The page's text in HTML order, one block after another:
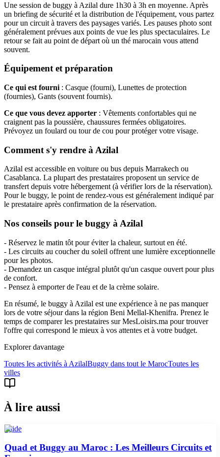
Une session de buggy à Azilal dure 1h30 à 3h en moyenne. Après
un briefing de sécurité et la distribution de l'équipement, vous partez
pour un circuit à travers des paysages variés. Les pauses photo sont
généralement prévues aux points de vue les plus spectaculaires. Le
retour se fait au point de départ où un thé marocain vous attend
souvent.
Équipement et préparation
Ce qui est fourni : Casque (fourni), Lunettes de protection
(fournies), Gants (souvent fournis).
Ce que vous devez apporter : Vêtements confortables qui ne
craignent pas la poussière, chaussures fermées obligatoires.
Prévoyez un foulard ou tour de cou pour protéger votre visage.
Comment s'y rendre à Azilal
Azilal est accessible en voiture ou bus depuis Marrakech ou
Casablanca. La plupart des prestataires proposent un service de
transfert depuis votre hébergement (à vérifier lors de la réservation).
Pour le buggy, le point de rendez-vous est généralement indiqué par
le prestataire après confirmation de la réservation.
Nos conseils pour le buggy à Azilal
- Réservez le matin tôt pour éviter la chaleur, surtout en été.
- Les circuits au coucher du soleil offrent une lumière exceptionnelle
pour les photos.
- Demandez un casque intégral plutôt qu'un casque ouvert pour plus
de confort.
- Pensez à emporter de l'eau et de la crème solaire.
En résumé, le buggy à Azilal est une expérience à ne pas manquer
lors de votre séjour dans la région Beni Mellal-Khenifra. Prenez le
temps de comparer les prestataires sur MesLoisirs.ma pour trouver
l'offre qui correspond le mieux à vos attentes et à votre budget.
Explorer davantage
Toutes les activités à AzilalBuggy dans tout le MarocToutes les
villes
À lire aussi
guide
Quad et Buggy au Maroc : Les Meilleurs Circuits et